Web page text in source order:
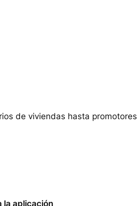
de viviendas hasta promotores
la aplicación